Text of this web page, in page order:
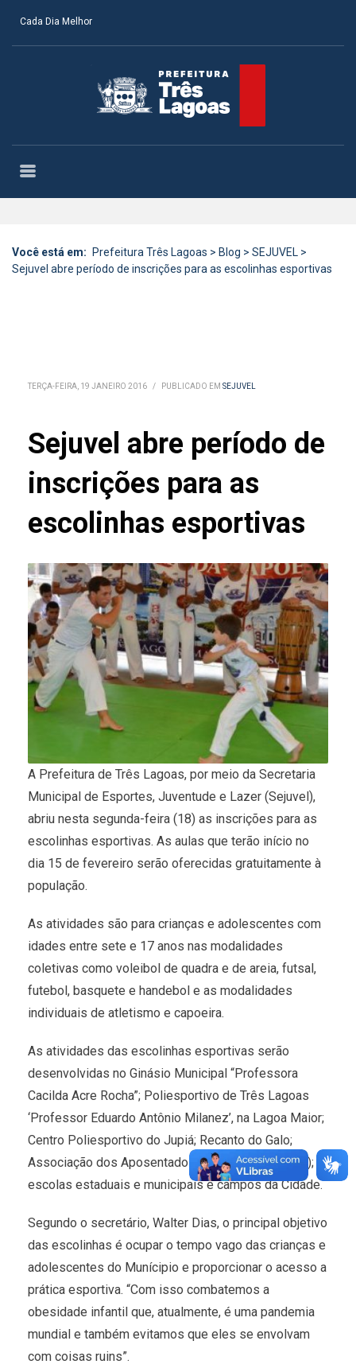
Cada Dia Melhor
Você está em: Prefeitura Três Lagoas > Blog > SEJUVEL >
Sejuvel abre período de inscrições para as escolinhas esportivas
TERÇA-FEIRA, 19 JANEIRO 2016 / PUBLICADO EM SEJUVEL
Sejuvel abre período de
inscrições para as
escolinhas esportivas
A Prefeitura de Três Lagoas, por meio da Secretaria
Municipal de Esportes, Juventude e Lazer (Sejuvel),
abriu nesta segunda-feira (18) as inscrições para as
escolinhas esportivas. As aulas que terão início no
dia 15 de fevereiro serão oferecidas gratuitamente à
população.
As atividades são para crianças e adolescentes com
idades entre sete e 17 anos nas modalidades
coletivas como voleibol de quadra e de areia, futsal,
futebol, basquete e handebol e as modalidades
individuais de atletismo e capoeira.
As atividades das escolinhas esportivas serão
desenvolvidas no Ginásio Municipal “Professora
Cacilda Acre Rocha”; Poliesportivo de Três Lagoas
‘Professor Eduardo Antônio Milanez’, na Lagoa Maior;
Centro Poliesportivo do Jupiá; Recanto do Galo;
Associação dos Aposentados da Noroeste (ADEN);
escolas estaduais e municipais e campos da Cidade.
Segundo o secretário, Walter Dias, o principal objetivo
das escolinhas é ocupar o tempo vago das crianças e
adolescentes do Munícipio e proporcionar o acesso a
prática esportiva. “Com isso combatemos a
obesidade infantil que, atualmente, é uma pandemia
mundial e também evitamos que eles se envolvam
com coisas ruins”.